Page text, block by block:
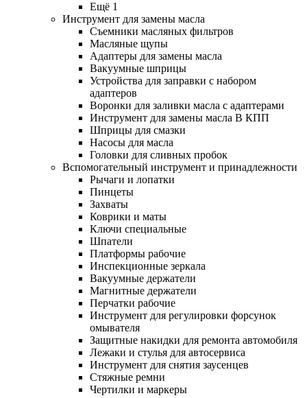
Ещё 1
Инструмент для замены масла
Съемники масляных фильтров
Масляные щупы
Адаптеры для замены масла
Вакуумные шприцы
Устройства для заправки с набором
адаптеров
Воронки для заливки масла с адаптерами
Инструмент для замены масла В КПП
Шприцы для смазки
Насосы для масла
Головки для сливных пробок
Вспомогательный инструмент и принадлежности
Рычаги и лопатки
Пинцеты
Захваты
Коврики и маты
Ключи специальные
Шпатели
Платформы рабочие
Инспекционные зеркала
Вакуумные держатели
Магнитные держатели
Перчатки рабочие
Инструмент для регулировки форсунок
омывателя
Защитные накидки для ремонта автомобиля
Лежаки и стулья для автосервиса
Инструмент для снятия заусенцев
Стяжные ремни
Чертилки и маркеры